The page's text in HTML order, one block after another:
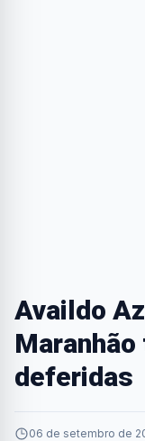
Availdo
deferidas
06 de setembro de